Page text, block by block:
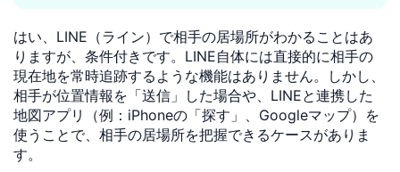
はい、LINE（ライン）で相手の居場所がわかることはあ
りますが、条件付きです。LINE自体には直接的に相手の
現在地を常時追跡するような機能はありません。しかし、
相手が位置情報を「送信」した場合や、LINEと連携した
地図アプリ（例：iPhoneの「探す」、Googleマップ）を
使うことで、相手の居場所を把握できるケースがありま
す。